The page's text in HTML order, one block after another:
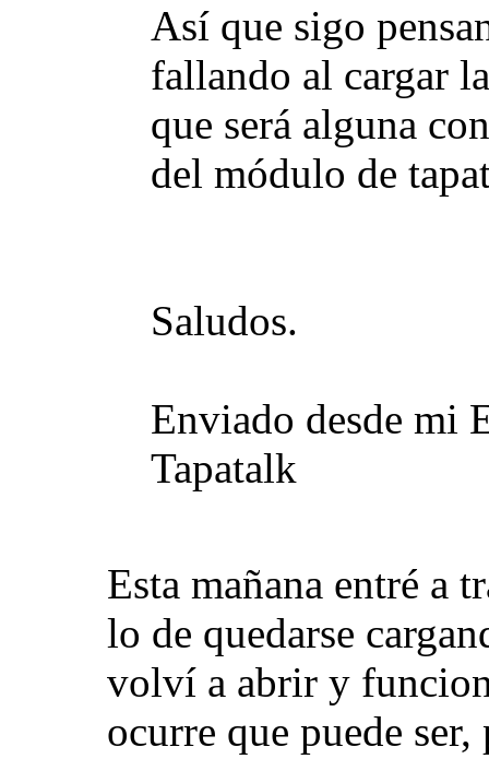
Así que sigo
fallando al cargar
que será alguna
del módulo de
Saludos.
Enviado desde mi
Tapatalk
Esta mañana entré a
lo de quedarse
volví a abrir y
ocurre que puede